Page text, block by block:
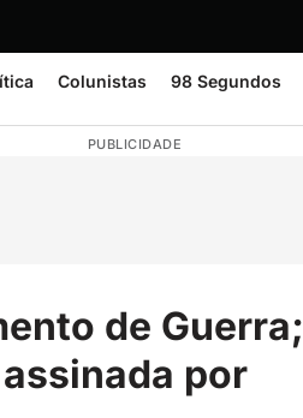
Colunistas 98 Segundos
PUBLICIDADE
de Guerra;
por